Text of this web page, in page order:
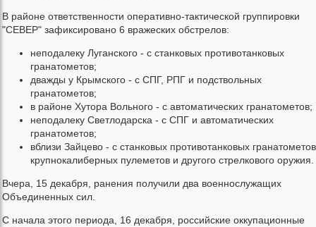
В районе ответственности оперативно-тактической группировки
"СЕВЕР" зафиксировано 6 вражеских обстрелов:
неподалеку Луганского - с станковых противотанковых
гранатометов;
дважды у Крымского - с СПГ, РПГ и подствольных
гранатометов;
в районе Хутора Вольного - с автоматических гранатометов;
неподалеку Светлодарска - с СПГ и автоматических
гранатометов;
вблизи Зайцево - с станковых противотанковых
крупнокалиберных пулеметов и другого стрелкового оружия.
Вчера, 15 декабря, ранения получили два военнослужащих
Объединенных сил.
С начала этого периода, 16 декабря, российские оккупационные